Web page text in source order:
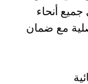
أنحاء
مع ضمان